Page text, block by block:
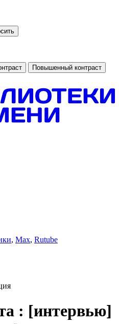
Повышенный контраст
, Max, Rutube
: [интервью]